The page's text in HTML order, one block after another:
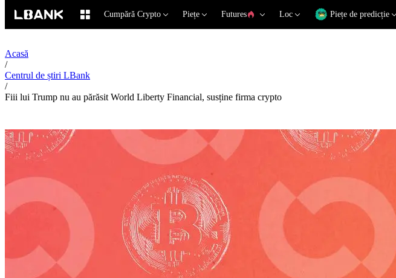
Cumpără Crypto Piețe Futures Loc Piețe de predicție
Acasă
/
Centrul de știri LBank
/
Fiii lui Trump nu au părăsit World Liberty Financial, susține firma crypto